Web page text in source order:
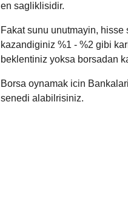
en sagliklisidir.
Fakat sunu unutmayin,
kazandiginiz %1 - %2 gibi
beklentiniz yoksa borsadan
Borsa oynamak icin
senedi alabilrisiniz.